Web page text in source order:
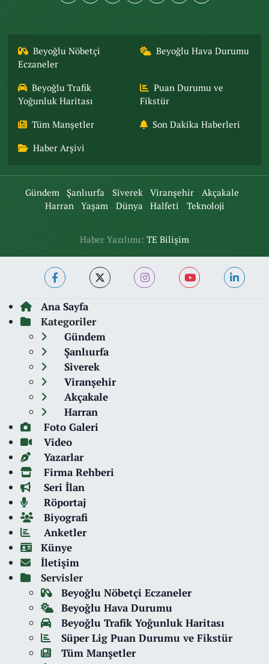
Beyoğlu Nöbetçi
Eczaneler
Beyoğlu Hava Durumu
Beyoğlu Trafik
Yoğunluk Haritası
Puan Durumu ve
Fikstür
Tüm Manşetler Son Dakika Haberleri
Haber Arşivi
Gündem Şanlıurfa Siverek Viranşehir
Akçakale
Harran
Yaşam Dünya Halfeti Teknoloji
Haber Yazılımı: TE Bilişim
Ana Sayfa
Kategoriler
Gündem
Şanlıurfa
Siverek
Viranşehir
Akçakale
Harran
Foto Galeri
Video
Yazarlar
Firma Rehberi
Seri İlan
Röportaj
Biyografi
Anketler
Künye
İletişim
Servisler
Beyoğlu Nöbetçi Eczaneler
Beyoğlu Hava Durumu
Beyoğlu Trafik Yoğunluk Haritası
Süper Lig Puan Durumu ve Fikstür
Tüm Manşetler